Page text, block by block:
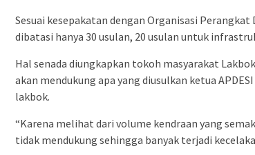
Sesuai kesepakatan dengan Organisasi
dibatasi hanya 30 usulan, 20 usulan untuk
Hal senada diungkapkan tokoh masyarakat
akan mendukung apa yang diusulkan ketua
lakbok.
“Karena melihat dari volume kendraan yang
tidak mendukung sehingga banyak terjadi